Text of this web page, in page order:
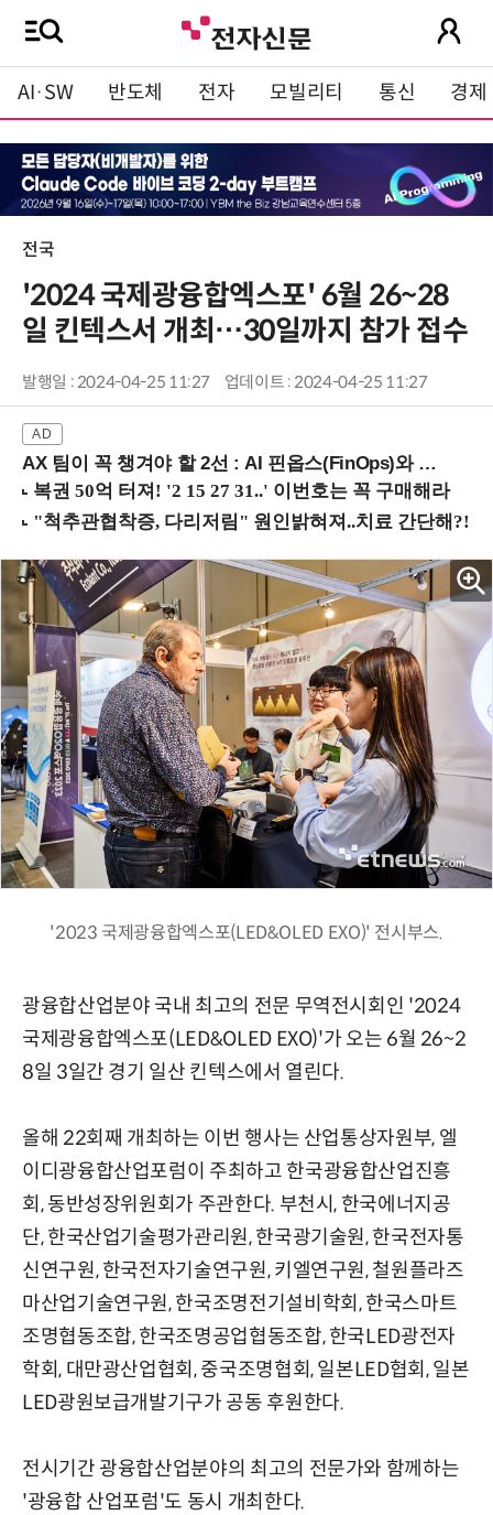
AI·SW 반도체 전자 모빌리티 통신 경제
전국
'2024 국제광융합엑스포' 6월 26~28
일 킨텍스서 개최…30일까지 참가 접수
발행일 : 2024-04-25 11:27 업데이트 : 2024-04-25 11:27
AX 팀이 꼭 챙겨야 할 2선 : AI 핀옵스(FinOps)와 토큰 거버넌스 (8/21 잠실역)
'2023 국제광융합엑스포(LED&OLED EXO)' 전시부스.
광융합산업분야 국내 최고의 전문 무역전시회인 '2024
국제광융합엑스포(LED&OLED EXO)'가 오는 6월 26~2
8일 3일간 경기 일산 킨텍스에서 열린다.
올해 22회째 개최하는 이번 행사는 산업통상자원부, 엘
이디광융합산업포럼이 주최하고 한국광융합산업진흥
회, 동반성장위원회가 주관한다. 부천시, 한국에너지공
단, 한국산업기술평가관리원, 한국광기술원, 한국전자통
신연구원, 한국전자기술연구원, 키엘연구원, 철원플라즈
마산업기술연구원, 한국조명전기설비학회, 한국스마트
조명협동조합, 한국조명공업협동조합, 한국LED광전자
학회, 대만광산업협회, 중국조명협회, 일본LED협회, 일본
LED광원보급개발기구가 공동 후원한다.
전시기간 광융합산업분야의 최고의 전문가와 함께하는
'광융합 산업포럼'도 동시 개최한다.